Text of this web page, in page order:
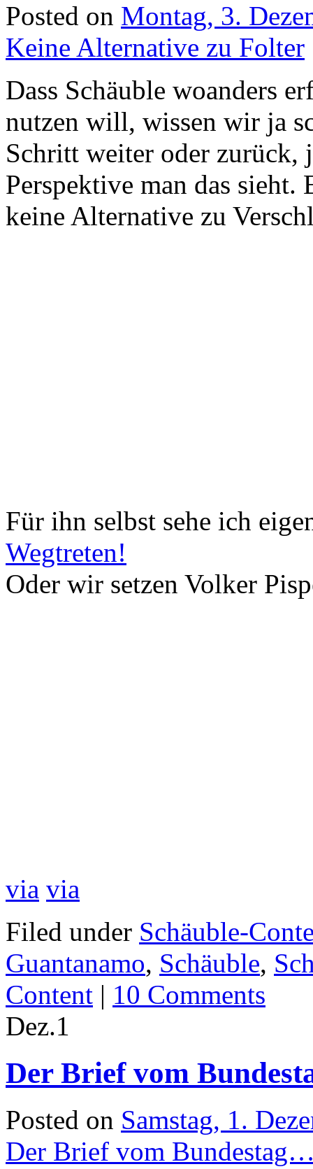
Posted on Montag, 3.
Keine Alternative zu Folter
Dass Schäuble woanders
nutzen will, wissen wir ja
Schritt weiter oder zurück,
Perspektive man das
keine Alternative zu
Für ihn selbst sehe ich
Wegtreten!
Oder wir setzen Volker
via via
Filed under Schäuble-
Guantanamo, Schäuble,
Content | 10 Comments
Dez.1
Der Brief vom
Posted on Samstag, 1.
Der Brief vom